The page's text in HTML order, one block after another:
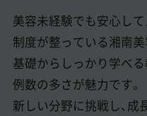
美容未経験でも安心し
制度が整っている湘南美
基礎からしっかり学べ
例数の多さが魅力です。
新しい分野に挑戦し、